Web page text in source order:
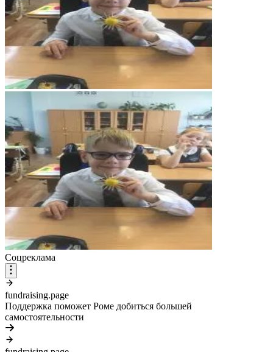
Соцреклама
fundraising.page
Поддержка поможет Роме добиться большей
самостоятельности